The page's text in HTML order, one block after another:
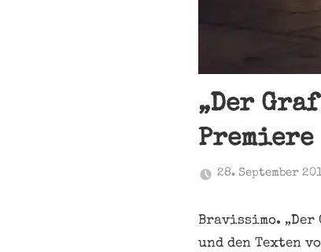
„Der
Premiere
28. September
Bravissimo.
und den Texten